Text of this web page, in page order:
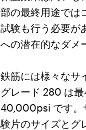
部の最終用途では
試験も行う必要が
への潜在的なダメ
鉄筋には様々なサ
グレード 280 は
40,000psi です。
験片のサイズとグ